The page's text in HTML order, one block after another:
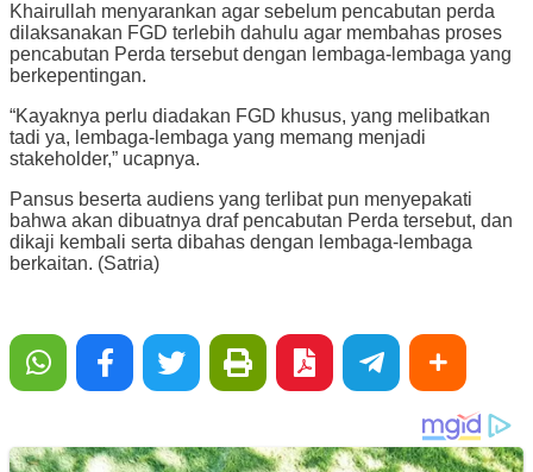
Khairullah menyarankan agar sebelum pencabutan perda
dilaksanakan FGD terlebih dahulu agar membahas proses
pencabutan Perda tersebut dengan lembaga-lembaga yang
berkepentingan.
“Kayaknya perlu diadakan FGD khusus, yang melibatkan
tadi ya, lembaga-lembaga yang memang menjadi
stakeholder,” ucapnya.
Pansus beserta audiens yang terlibat pun menyepakati
bahwa akan dibuatnya draf pencabutan Perda tersebut, dan
dikaji kembali serta dibahas dengan lembaga-lembaga
berkaitan. (Satria)